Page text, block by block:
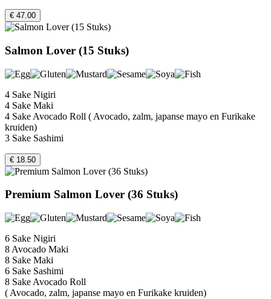
€ 47.00
Salmon Lover (15 Stuks)
4 Sake Nigiri
4 Sake Maki
4 Sake Avocado Roll ( Avocado, zalm, japanse mayo en Furikake
kruiden)
3 Sake Sashimi
€ 18.50
Premium Salmon Lover (36 Stuks)
6 Sake Nigiri
8 Avocado Maki
8 Sake Maki
6 Sake Sashimi
8 Sake Avocado Roll
( Avocado, zalm, japanse mayo en Furikake kruiden)